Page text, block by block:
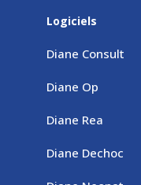
Logiciels
Diane Consult
Diane Op
Diane Rea
Diane Dechoc